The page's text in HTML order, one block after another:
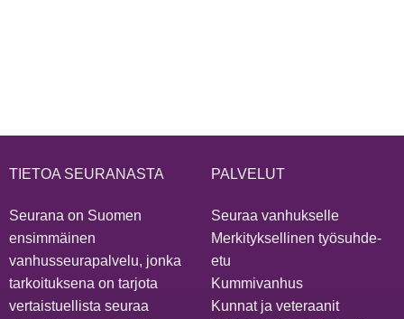
TIETOA SEURANASTA
Seurana on Suomen
ensimmäinen
vanhusseurapalvelu, jonka
tarkoituksena on tarjota
vertaistuellista seuraa
PALVELUT
Seuraa vanhukselle
Merkityksellinen työsuhde-
etu
Kummivanhus
Kunnat ja veteraanit